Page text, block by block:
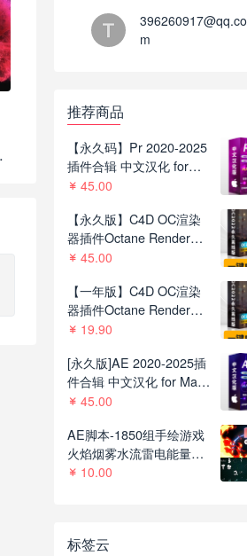
396260917@qq.co
m
推荐商品
【永久码】Pr 2020-2025
插件合辑 中文汉化 for
Mac苹果系统平面跟踪降
红巨人系列等插件一键安
装包
45.00
【永久版】C4D OC渲染
器插件Octane Render
2022.1 R8一键安装版支持
45.00
【一年版】C4D OC渲染
器插件Octane Render
2022.1R8一键安装版支持
19.90
[永久版]AE 2020-2025插
件合辑 中文汉化 for Mac
苹果系统三维模型光效粒
装包
45.00
AE脚本-1850组手绘游戏
火焰烟雾水流雷电能量MG
动画+通道视频素材
10.00
标签云